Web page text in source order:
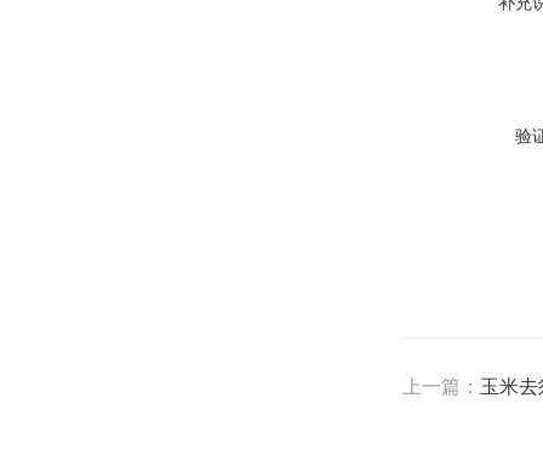
验
上一篇： 玉米